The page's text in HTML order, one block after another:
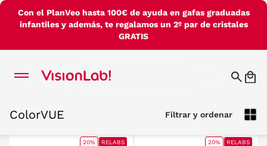
Con el PlanVeo hasta 100€ de ayuda en gafas graduadas
infantiles y además, te regalamos un 2º par de cristales
GRATIS
ColorVUE Filtrar y ordenar
ColorVUE Filtrar y ordenar
20% RELABS 20% RELABS